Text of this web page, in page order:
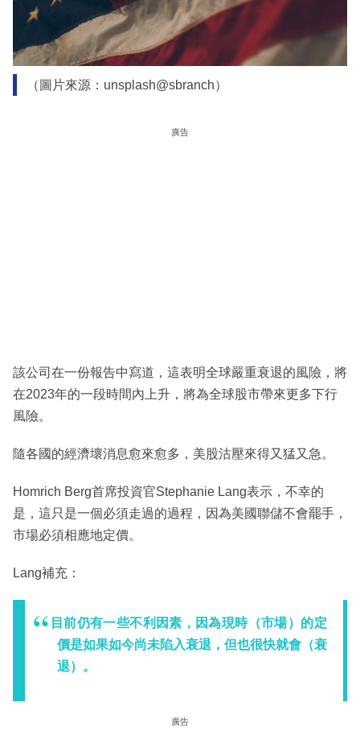
（圖片來源：unsplash@sbranch）
廣告
該公司在一份報告中寫道，這表明全球嚴重衰退的風險，將
在2023年的一段時間內上升，將為全球股市帶來更多下行
風險。
隨各國的經濟壞消息愈來愈多，美股沽壓來得又猛又急。
Homrich Berg首席投資官Stephanie Lang表示，不幸的
是，這只是一個必須走過的過程，因為美國聯儲不會罷手，
市場必須相應地定價。
Lang補充：
目前仍有一些不利因素，因為現時（市場）的定
價是如果如今尚未陷入衰退，但也很快就會（衰
退）。
廣告